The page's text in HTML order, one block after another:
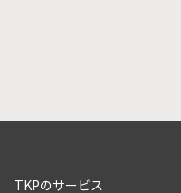
TKPのサービス